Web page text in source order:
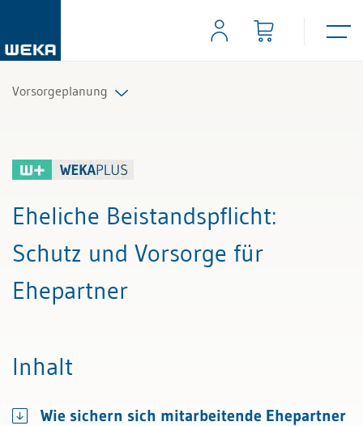
Vorsorgeplanung
Eheliche Beistandspflicht:
Schutz und Vorsorge für
Ehepartner
Inhalt
Wie sichern sich mitarbeitende Ehepartner